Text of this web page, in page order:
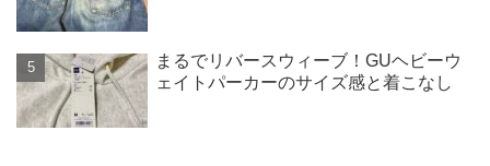
まるでリバースウィーブ！GUヘビーウ
ェイトパーカーのサイズ感と着こなし